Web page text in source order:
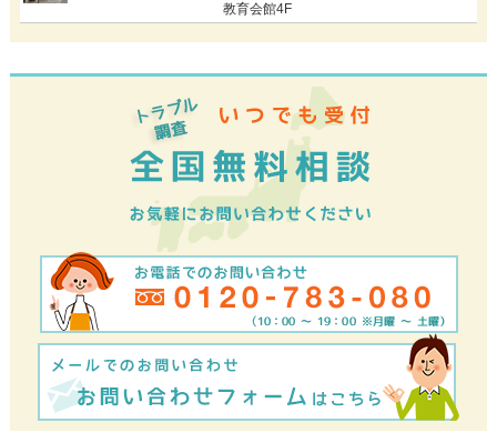
教育会館4F